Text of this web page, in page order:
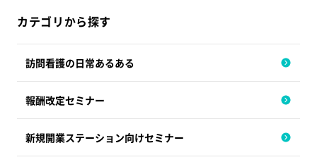
カテゴリから探す
訪問看護の日常あるある
報酬改定セミナー
新規開業ステーション向けセミナー